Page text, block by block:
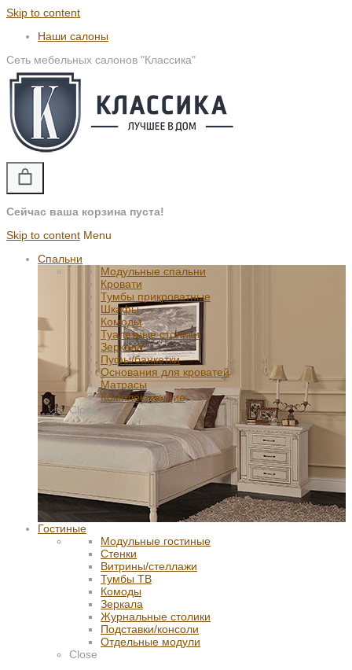
Skip to content
Наши салоны
Сеть мебельных салонов "Классика"
Сейчас ваша корзина пуста!
Skip to content Menu
Спальни
Модульные спальни
Кровати
Тумбы прикроватные
Шкафы
Комоды
Туалетные столики
Зеркала
Пуфы/банкетки
Основания для кроватей
Матрасы
Комплектующие
Close
Гостиные
Модульные гостиные
Стенки
Витрины/стеллажи
Тумбы ТВ
Комоды
Зеркала
Журнальные столики
Подставки/консоли
Отдельные модули
Close